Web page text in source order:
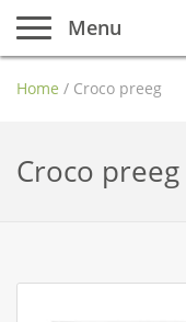
Menu
Home / Croco preeg
Croco preeg